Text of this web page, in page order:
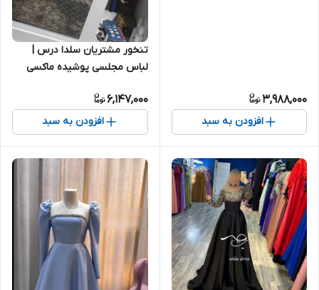
3,988,000
افزودن به سبد
تنخور مشتریان سلدا درس |
لباس مجلسی پوشیده ماکسی
6,147,000
افزودن به سبد